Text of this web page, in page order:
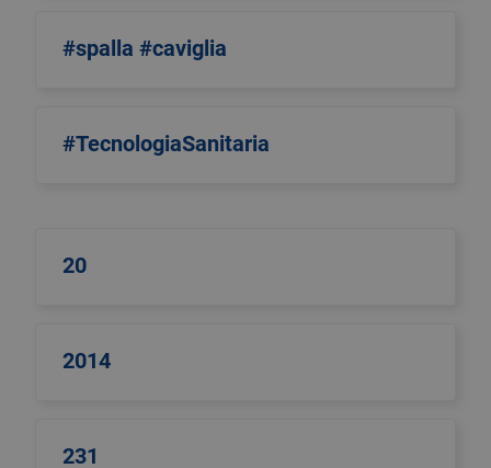
#spalla #caviglia
#TecnologiaSanitaria
20
2014
231